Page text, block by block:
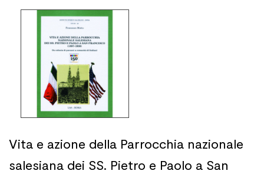
Vita e azione della Parrocchia nazionale
salesiana dei SS. Pietro e Paolo a San